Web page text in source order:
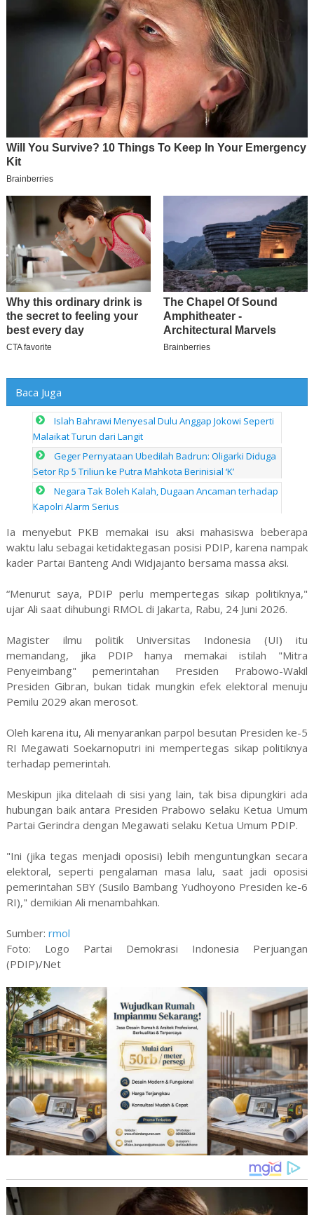
Baca Juga
Islah Bahrawi Menyesal Dulu Anggap Jokowi Seperti
Malaikat Turun dari Langit
Geger Pernyataan Ubedilah Badrun: Oligarki Diduga
Setor Rp 5 Triliun ke Putra Mahkota Berinisial ‘K’
Negara Tak Boleh Kalah, Dugaan Ancaman terhadap
Kapolri Alarm Serius
Ia menyebut PKB memakai isu aksi mahasiswa beberapa
waktu lalu sebagai ketidaktegasan posisi PDIP, karena nampak
kader Partai Banteng Andi Widjajanto bersama massa aksi.
“Menurut saya, PDIP perlu mempertegas sikap politiknya,"
ujar Ali saat dihubungi RMOL di Jakarta, Rabu, 24 Juni 2026.
Magister ilmu politik Universitas Indonesia (UI) itu
memandang, jika PDIP hanya memakai istilah "Mitra
Penyeimbang" pemerintahan Presiden Prabowo-Wakil
Presiden Gibran, bukan tidak mungkin efek elektoral menuju
Pemilu 2029 akan merosot.
Oleh karena itu, Ali menyarankan parpol besutan Presiden ke-5
RI Megawati Soekarnoputri ini mempertegas sikap politiknya
terhadap pemerintah.
Meskipun jika ditelaah di sisi yang lain, tak bisa dipungkiri ada
hubungan baik antara Presiden Prabowo selaku Ketua Umum
Partai Gerindra dengan Megawati selaku Ketua Umum PDIP.
"Ini (jika tegas menjadi oposisi) lebih menguntungkan secara
elektoral, seperti pengalaman masa lalu, saat jadi oposisi
pemerintahan SBY (Susilo Bambang Yudhoyono Presiden ke-6
RI)," demikian Ali menambahkan.
Sumber: rmol
Foto: Logo Partai Demokrasi Indonesia Perjuangan
(PDIP)/Net